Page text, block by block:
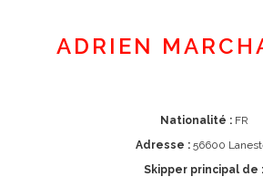
ADRIEN
Nationalité :FR
Adresse : 56600
Skipper principal de :